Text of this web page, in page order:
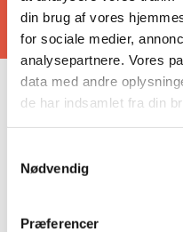
din brug af vores
for sociale medier,
analysepartnere. Vores
data med andre
de har indsamlet fra din
Nødvendig
Præferencer
Vi har højmesse
særlige
Se oversigt